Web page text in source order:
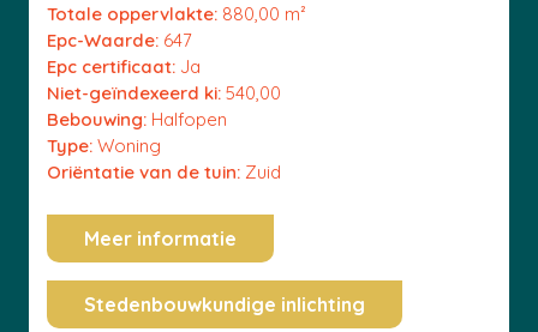
Totale oppervlakte: 880,00 m²
Epc-Waarde: 647
Epc certificaat: Ja
Niet-geïndexeerd ki: 540,00
Bebouwing: Halfopen
Type: Woning
Oriëntatie van de tuin: Zuid
Meer informatie
Stedenbouwkundige inlichting